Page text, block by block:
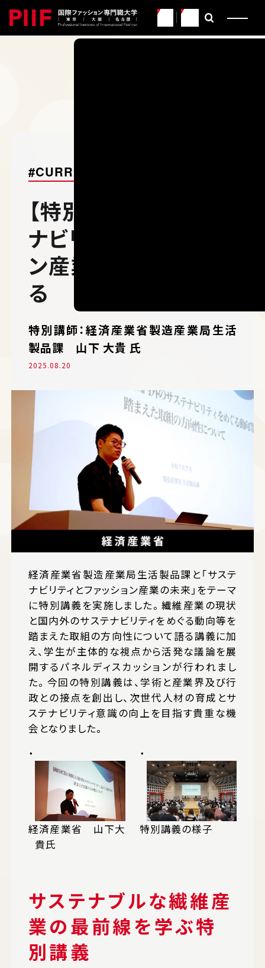
JP EN
【特別講義】サスティ
ナビリティとファッショ
ン産業の未来を考え
る
#CURRICULUM
特別講師：経済産業省製造産業局生活
製品課 山下 大貴 氏
2025.08.20
経済産業省製造産業局生活製品課と「サステ
ナビリティとファッション産業の未来」をテーマ
に特別講義を実施しました。繊維産業の現状
と国内外のサステナビリティをめぐる動向等を
踏まえた取組の方向性について語る講義に加
え、学生が主体的な視点から活発な議論を展
開するパネルディスカッションが行われまし
た。今回の特別講義は、学術と産業界及び行
政との接点を創出し、次世代人材の育成とサ
ステナビリティ意識の向上を目指す貴重な機
会となりました。
経済産業省 山下大
貴氏
特別講義の様子
サステナブルな繊維産
業の最前線を学ぶ特
別講義